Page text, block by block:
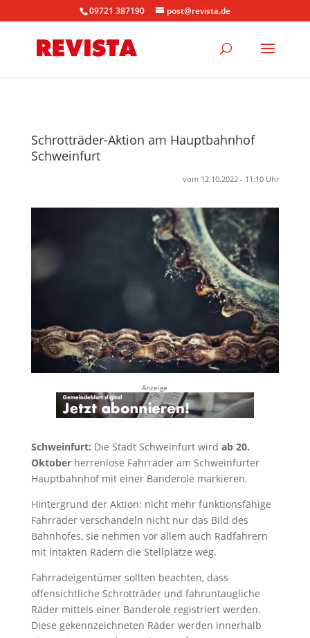
09721 387190 post@revista.de
Schrotträder-Aktion am Hauptbahnhof
Schweinfurt
vom 12.10.2022 - 11:10 Uhr
Anzeige
Schweinfurt: Die Stadt Schweinfurt wird ab 20.
Oktoberherrenlose Fahrräder am Schweinfurter
Hauptbahnhof mit einer Banderole markieren.
Hintergrund der Aktion: nicht mehr funktionsfähige
Fahrräder verschandeln nicht nur das Bild des
Bahnhofes, sie nehmen vor allem auch Radfahrern
mit intakten Rädern die Stellplätze weg.
Fahrradeigentümer sollten beachten, dass
offensichtliche Schrotträder und fahruntaugliche
Räder mittels einer Banderole registriert werden.
Diese gekennzeichneten Räder werden innerhalb